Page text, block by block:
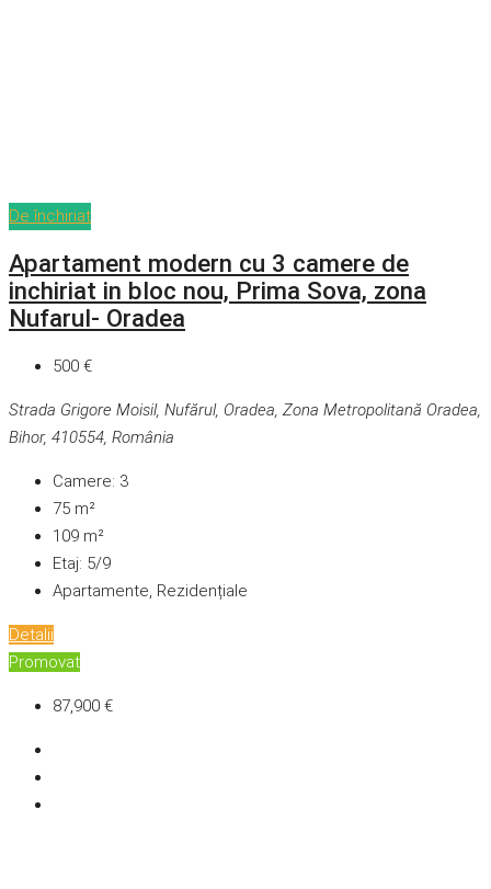
De închiriat
Apartament modern cu 3 camere de
inchiriat in bloc nou, Prima Sova, zona
Nufarul- Oradea
500 €
Strada Grigore Moisil, Nufărul, Oradea, Zona Metropolitană Oradea,
Bihor, 410554, România
Camere: 3
75 m²
109 m²
Etaj: 5/9
Apartamente, Rezidențiale
Detalii
Promovat
87,900 €